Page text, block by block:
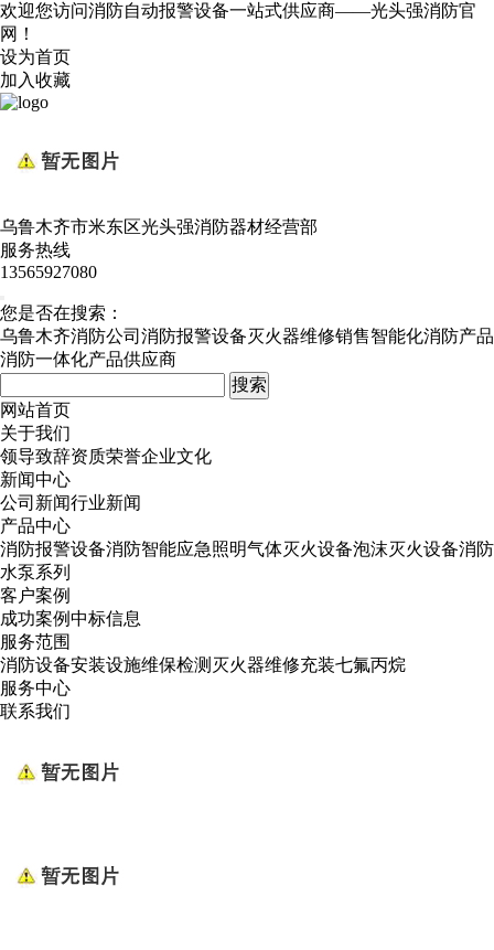
欢迎您访问消防自动报警设备一站式供应商——光头强消防官
网！
设为首页
加入收藏
乌鲁木齐市米东区光头强消防器材经营部
服务热线
13565927080
您是否在搜索：
乌鲁木齐消防公司 消防报警设备灭火器维修销售智能化消防产品
消防一体化产品供应商
网站首页
关于我们
领导致辞资质荣誉企业文化
新闻中心
公司新闻行业新闻
产品中心
消防报警设备消防智能应急照明气体灭火设备泡沫灭火设备消防
水泵系列
客户案例
成功案例中标信息
服务范围
消防设备安装设施维保检测 灭火器维修充装七氟丙烷
服务中心
联系我们